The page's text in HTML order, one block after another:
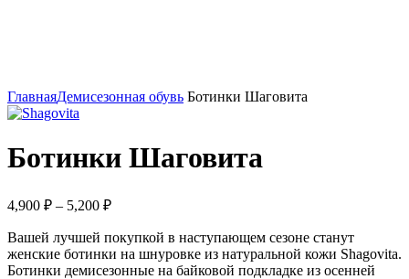
ГлавнаяДемисезонная обувь Ботинки Шаговита
Ботинки Шаговита
4,900 ₽ – 5,200 ₽Диапазон
4,900 ₽
–
5,200 ₽
Вашей лучшей покупкой в наступающем сезоне станут
женские ботинки на шнуровке из натуральной кожи Shagovita.
Ботинки демисезонные на байковой подкладке из осенней